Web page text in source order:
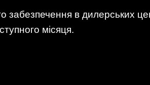
в дилерських
місяця.